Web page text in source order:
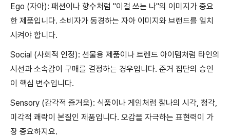
Ego (자아): 패션이나 향수처럼 "이걸 쓰는 나"의 이미지가 중요
한 제품입니다. 소비자가 동경하는 자아 이미지와 브랜드를 일치
시켜야 합니다.
Social (사회적 인정): 선물용 제품이나 트렌드 아이템처럼 타인의
시선과 소속감이 구매를 결정하는 경우입니다. 준거 집단의 승인
이 핵심 변수입니다.
Sensory (감각적 즐거움): 식품이나 게임처럼 찰나의 시각, 청각,
미각적 쾌락이 본질인 제품입니다. 오감을 자극하는 표현력이 가
장 중요하지요.